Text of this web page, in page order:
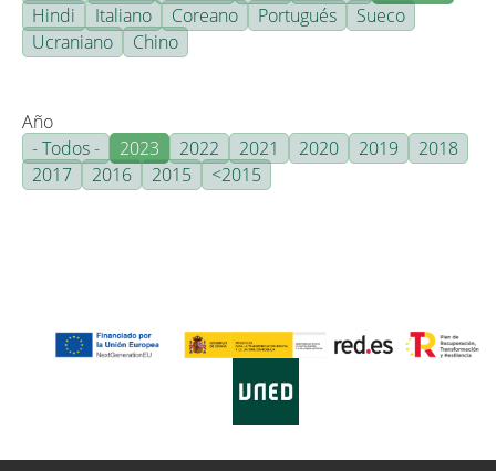
Hindi
Italiano Coreano Portugués
Sueco
Ucraniano
Chino
Año
- Todos -
2023 2022 2021 2020 2019
2018
2017
2016 2015 <2015